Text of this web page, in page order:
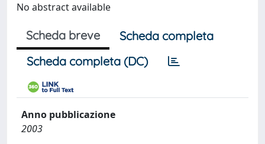
No abstract available
Scheda breve
Scheda completa
Scheda completa (DC)
Anno pubblicazione
2003